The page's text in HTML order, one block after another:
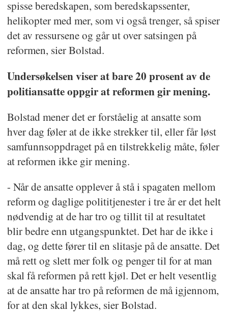
spisse beredskapen, som beredskapssenter,
helikopter med mer, som vi også trenger, så spiser
det av ressursene og går ut over satsingen på
reformen, sier Bolstad.
Undersøkelsen viser at bare 20 prosent av de
politiansatte oppgir at reformen gir mening.
Bolstad mener det er forståelig at ansatte som
hver dag føler at de ikke strekker til, eller får løst
samfunnsoppdraget på en tilstrekkelig måte, føler
at reformen ikke gir mening.
- Når de ansatte opplever å stå i spagaten mellom
reform og daglige polititjenester i tre år er det helt
nødvendig at de har tro og tillit til at resultatet
blir bedre enn utgangspunktet. Det har de ikke i
dag, og dette fører til en slitasje på de ansatte. Det
må rett og slett mer folk og penger til for at man
skal få reformen på rett kjøl. Det er helt vesentlig
at de ansatte har tro på reformen de må igjennom,
for at den skal lykkes, sier Bolstad.